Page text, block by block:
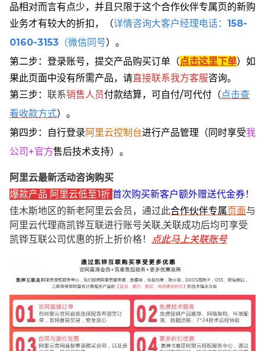
品相对而言有点少，并且只限于这个合作伙伴专属页的新购
业务才有较大的折扣，
（详情咨询大客户经理电话： 158-
0160-3153 （微信同号）。
第二步：登录账号，提交产品购买订单（点击这里下单） 如
果此页面中没有所需产品，请直接联系我方客服咨询。
第三步： 联系销售人员付款结算，可自付/可代付（点击查
看收款方式）。
第四步：自行登录阿里云控制台进行产品管理（同时享受我
公司+官方售后技术支持）。
阿里云最新活动咨询购买
爆款产品 阿里云低至1折 首次购买新客户额外赠送代金券！
佳木斯地区的新老阿里云会员，通过此合作伙伴专属页面与
阿里云代理商凯铧互联进行账号关联,关联成功后均可享受
凯铧互联公司优惠的折上折价格！
点此马上关联账号